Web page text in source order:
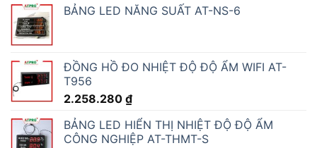
BẢNG LED NĂNG SUẤT AT-NS-6
ĐỒNG HỒ ĐO NHIỆT ĐỘ ĐỘ ẨM WIFI AT-
T956
2.258.280 ₫
BẢNG LED HIỂN THỊ NHIỆT ĐỘ ĐỘ ẨM
CÔNG NGHIỆP AT-THMT-S